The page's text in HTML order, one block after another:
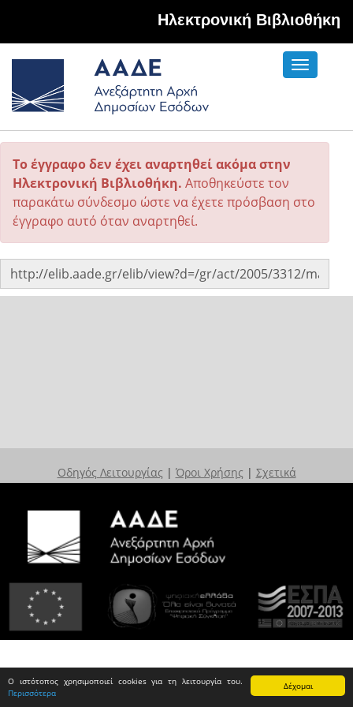
Δέχομαι
Ο ιστότοπος χρησιμοποιεί cookies για τη λειτουργία του.
Περισσότερα
Hλεκτρονική Βιβλιοθήκη
Toggle
Το έγγραφο δεν έχει αναρτηθεί ακόμα στην
Ηλεκτρονική Βιβλιοθήκη. Αποθηκεύστε τον
παρακάτω σύνδεσμο ώστε να έχετε πρόσβαση στο
έγγραφο αυτό όταν αναρτηθεί.
Οδηγός Λειτουργίας | Όροι Χρήσης | Σχετικά